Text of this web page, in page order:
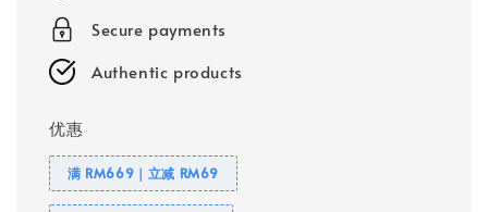
Secure payments
Authentic products
优惠
满 RM669｜立减 RM69